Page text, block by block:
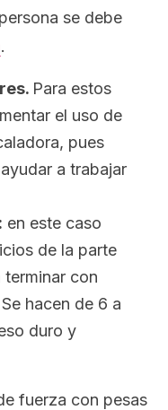
se debe
.
Para estos
el uso de
pues
a trabajar
en este caso
de la parte
terminar con
hacen de 6 a
duro y
fuerza con pesas